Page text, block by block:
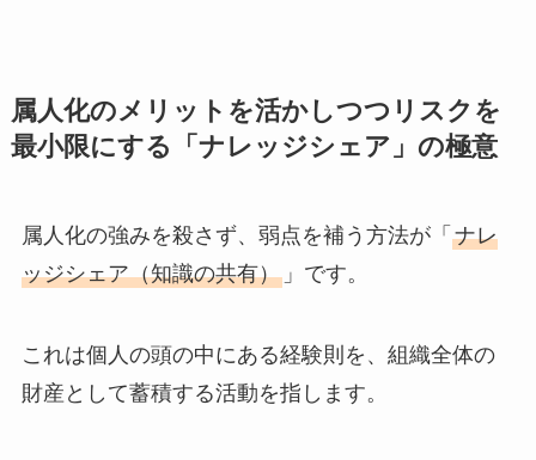
属人化のメリットを活かしつつリスクを
最小限にする「ナレッジシェア」の極意
属人化の強みを殺さず、弱点を補う方法が「 ナレ
ッジシェア（知識の共有）」です。
これは個人の頭の中にある経験則を、組織全体の
財産として蓄積する活動を指します。